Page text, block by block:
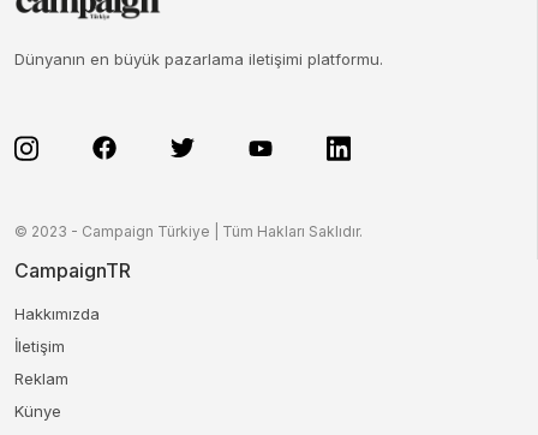
Dünyanın en büyük pazarlama iletişimi platformu.
© 2023 - Campaign Türkiye | Tüm Hakları Saklıdır.
CampaignTR
Hakkımızda
İletişim
Reklam
Künye